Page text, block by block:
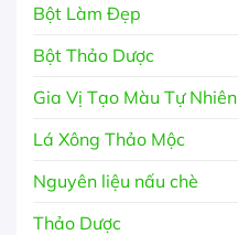
Bột Làm Đẹp
Bột Thảo Dược
Gia Vị Tạo Màu Tự Nhiên
Lá Xông Thảo Mộc
Nguyên liệu nấu chè
Thảo Dược